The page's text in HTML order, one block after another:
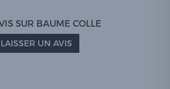
SUR BAUME COLLE
LAISSER UN AVIS